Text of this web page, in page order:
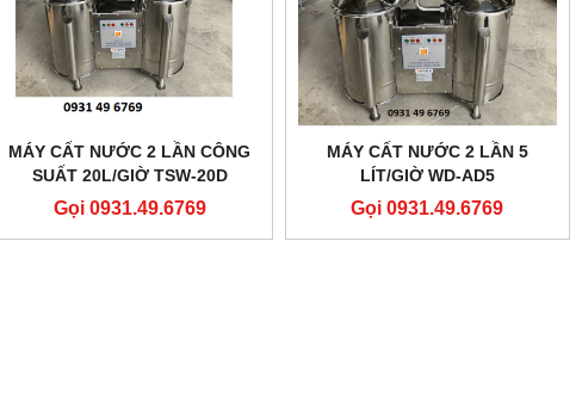
MÁY CẤT NƯỚC 2 LẦN CÔNG
SUẤT 20L/GIỜ TSW-20D
Gọi 0931.49.6769
MÁY CẤT NƯỚC 2 LẦN 5
LÍT/GIỜ WD-AD5
Gọi 0931.49.6769